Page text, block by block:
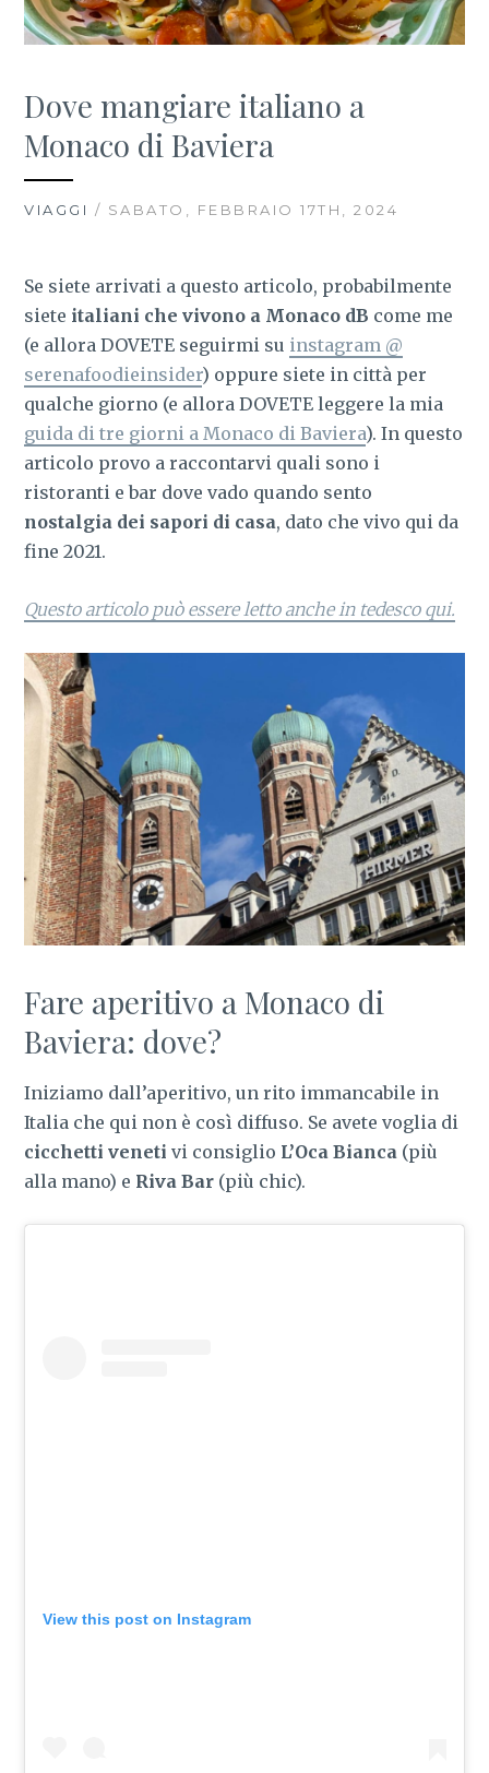
Dove mangiare italiano a
Monaco di Baviera
VIAGGI / SABATO, FEBBRAIO 17TH, 2024
Se siete arrivati a questo articolo, probabilmente
siete italiani che vivono a Monaco dB come me
(e allora DOVETE seguirmi su instagram @
serenafoodieinsider) oppure siete in città per
qualche giorno (e allora DOVETE leggere la mia
guida di tre giorni a Monaco di Baviera). In questo
articolo provo a raccontarvi quali sono i
ristoranti e bar dove vado quando sento
nostalgia dei sapori di casa, dato che vivo qui da
fine 2021.
Questo articolo può essere letto anche in tedesco qui.
Fare aperitivo a Monaco di
Baviera: dove?
Iniziamo dall’aperitivo, un rito immancabile in
Italia che qui non è così diffuso. Se avete voglia di
cicchetti veneti vi consiglio L’Oca Bianca (più
alla mano) e Riva Bar (più chic).
View this post on Instagram